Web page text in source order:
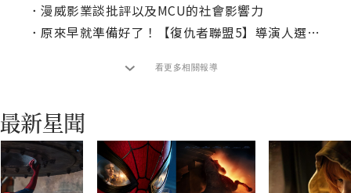
． 漫威影業談批評以及MCU的社會影響力
． 原來早就準備好了！【復仇者聯盟5】導演人選曝光
看更多相關報導